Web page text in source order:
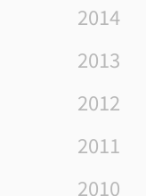
2014
2013
2012
2011
2010